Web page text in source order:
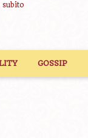
GOSSIP